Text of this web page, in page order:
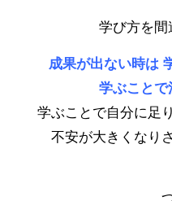
学び方を間
成果が出ない時は
学ぶことで
学ぶことで自分に足
不安が大きくなり